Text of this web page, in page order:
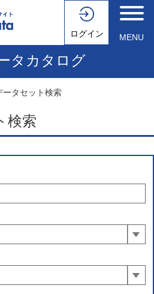
ログイン MENU
タカタログ
ータセット検索
検索